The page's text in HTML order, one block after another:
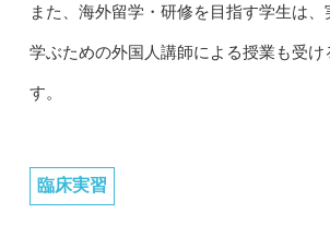
また、海外留学・研修を目指す学生は
学ぶための外国人講師による授業も受け
す。
臨床実習